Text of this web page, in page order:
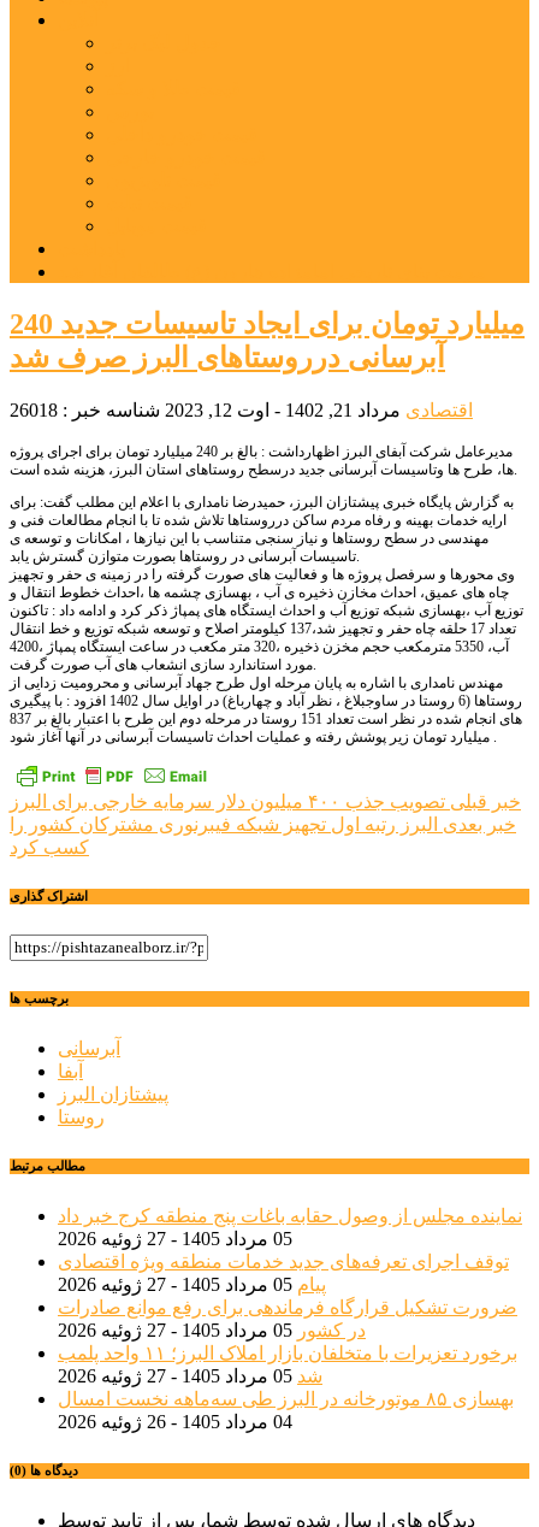
240 میلیارد تومان برای ایجاد تاسیسات جدید
آبرسانی درروستاهای البرز صرف شد
اقتصادی مرداد 21, 1402 - اوت 12, 2023 شناسه خبر : 26018
مدیرعامل شرکت آبفای البرز اظهارداشت : بالغ بر 240 میلیارد تومان برای اجرای پروژه
ها، طرح ها وتاسیسات آبرسانی جدید درسطح روستاهای استان البرز، هزینه شده است.
به گزارش پایگاه خبری پیشتازان البرز، حمیدرضا نامداری با اعلام این مطلب گفت: برای
ارایه خدمات بهینه و رفاه مردم ساکن درروستاها تلاش شده تا با انجام مطالعات فنی و
مهندسی در سطح روستاها و نیاز سنجی متناسب با این نیازها ، امکانات و توسعه ی
تاسیسات آبرسانی در روستاها بصورت متوازن گسترش یابد.
وی محورها و سرفصل پروژه ها و فعالیت های صورت گرفته را در زمینه ی حفر و تجهیز
چاه های عمیق، احداث مخازن ذخیره ی آب ، بهسازی چشمه ها ،احداث خطوط انتقال و
توزیع آب ،بهسازی شبکه توزیع آب و احداث ایستگاه های پمپاژ ذکر کرد و ادامه داد : تاکنون
تعداد 17 حلقه چاه حفر و تجهیز شد،137 کیلومتر اصلاح و توسعه شبکه توزیع و خط انتقال
آب، 5350 مترمکعب حجم مخزن ذخیره ،320 متر مکعب در ساعت ایستگاه پمپاژ ،4200
مورد استاندارد سازی انشعاب های آب صورت گرفت.
مهندس نامداری با اشاره به پایان مرحله اول طرح جهاد آبرسانی و محرومیت زدایی از
روستاها (6 روستا در ساوجبلاغ ، نظر آباد و چهارباغ) در اوایل سال 1402 افزود : با پیگیری
های انجام شده در نظر است تعداد 151 روستا در مرحله دوم این طرح با اعتبار بالغ بر 837
میلیارد تومان زیر پوشش رفته و عملیات احداث تاسیسات آبرسانی در آنها آغاز شود .
راهبری
نوشته
خبر قبلی تصویب جذب ۴۰۰ میلیون دلار سرمایه خارجی برای البرز
خبر بعدی البرز رتبه اول تجهیز شبکه فیبرنوری مشترکان کشور را
کسب کرد
اشتراک گذاری
برچسب ها
آبرسانی
آبفا
پیشتازان البرز
روستا
مطالب مرتبط
نماینده مجلس از وصول حقابه باغات پنج منطقه کرج خبر داد
05 مرداد 1405 - 27 ژوئیه 2026
توقف اجرای تعرفه‌های جدید خدمات منطقه ویژه اقتصادی
پیام 05 مرداد 1405 - 27 ژوئیه 2026
ضرورت تشکیل قرارگاه فرماندهی برای رفع موانع صادرات
در کشور 05 مرداد 1405 - 27 ژوئیه 2026
برخورد تعزیرات با متخلفان بازار املاک البرز؛ ۱۱ واحد پلمب
شد 05 مرداد 1405 - 27 ژوئیه 2026
بهسازی ۸۵ موتورخانه در البرز طی سه‌ماهه نخست امسال
04 مرداد 1405 - 26 ژوئیه 2026
دیدگاه ها (0)
دیدگاه های ارسال شده توسط شما، پس از تایید توسط